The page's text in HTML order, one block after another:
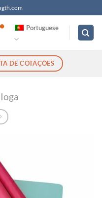
Portuguese
DE COTAÇÕES
Ioga